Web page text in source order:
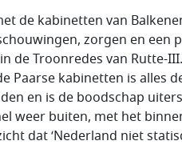
de kabinetten van
zorgen en een
de Troonredes van Rutte-
Paarse kabinetten is alles
en is de boodschap
weer buiten, met het
dat ‘Nederland niet